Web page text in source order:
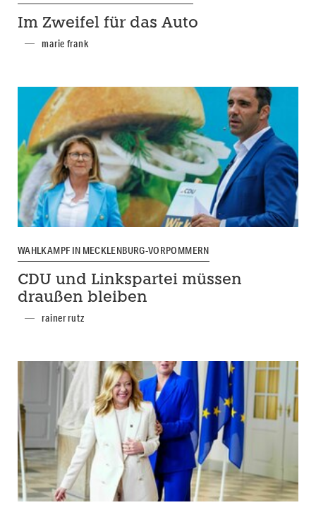
Im Zweifel für das Auto
marie frank
WAHLKAMPF IN MECKLENBURG-VORPOMMERN
CDU und Linkspartei müssen
draußen bleiben
rainer rutz